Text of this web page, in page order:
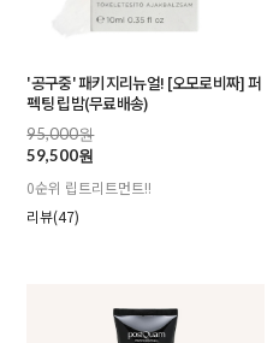
'공구중' 패키지리뉴얼! [오모로비짜] 퍼
펙팅 립밤(무료배송)
95,000원
59,500원
0순위 립트리트먼트!!
리뷰(47)